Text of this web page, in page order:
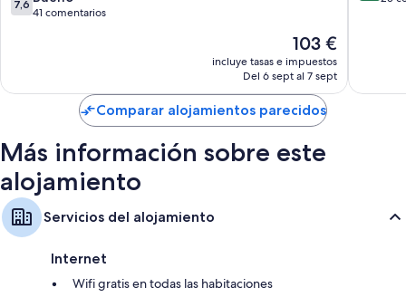
sobre
7,6
41 comentarios
El
precio
actual
de
103 €
103 €
incluye tasas e impuestos
Del 6 sept al 7 sept
Comparar alojamientos parecidos
Más información sobre este
alojamiento
Servicios del alojamiento
Internet
Wifi gratis en todas las habitaciones